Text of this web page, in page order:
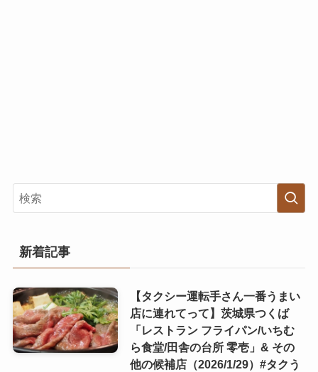
新着記事
【タクシー運転手さん一番うまい
店に連れてって】茨城県つくば
「レストラン フライパン/いちむ
ら食堂/田舎の台所 零壱」& その
他の候補店（2026/1/29）#タクう